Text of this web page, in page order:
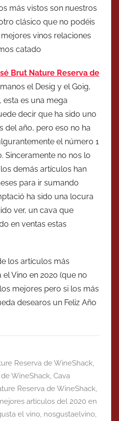
más vistos son nuestros
clásico que no podéis
vinos relaciones
catado
Brut Nature Reserva de
el Desig y el Goig,
esta es una mega
decir que ha sido uno
del año, pero eso no ha
el número 1
Sinceramente no nos lo
demás artículos han
para ir sumando
ha sido una locura
ver, un cava que
en ventas estas
los artículos más
Vino en 2020 (que no
mejores pero si los más
desearos un Feliz Año
Reserva de WineShack,
WineShack, Cava
Reserva de WineShack,
artículos del 2020 en
el vino, nosgustaelvino,